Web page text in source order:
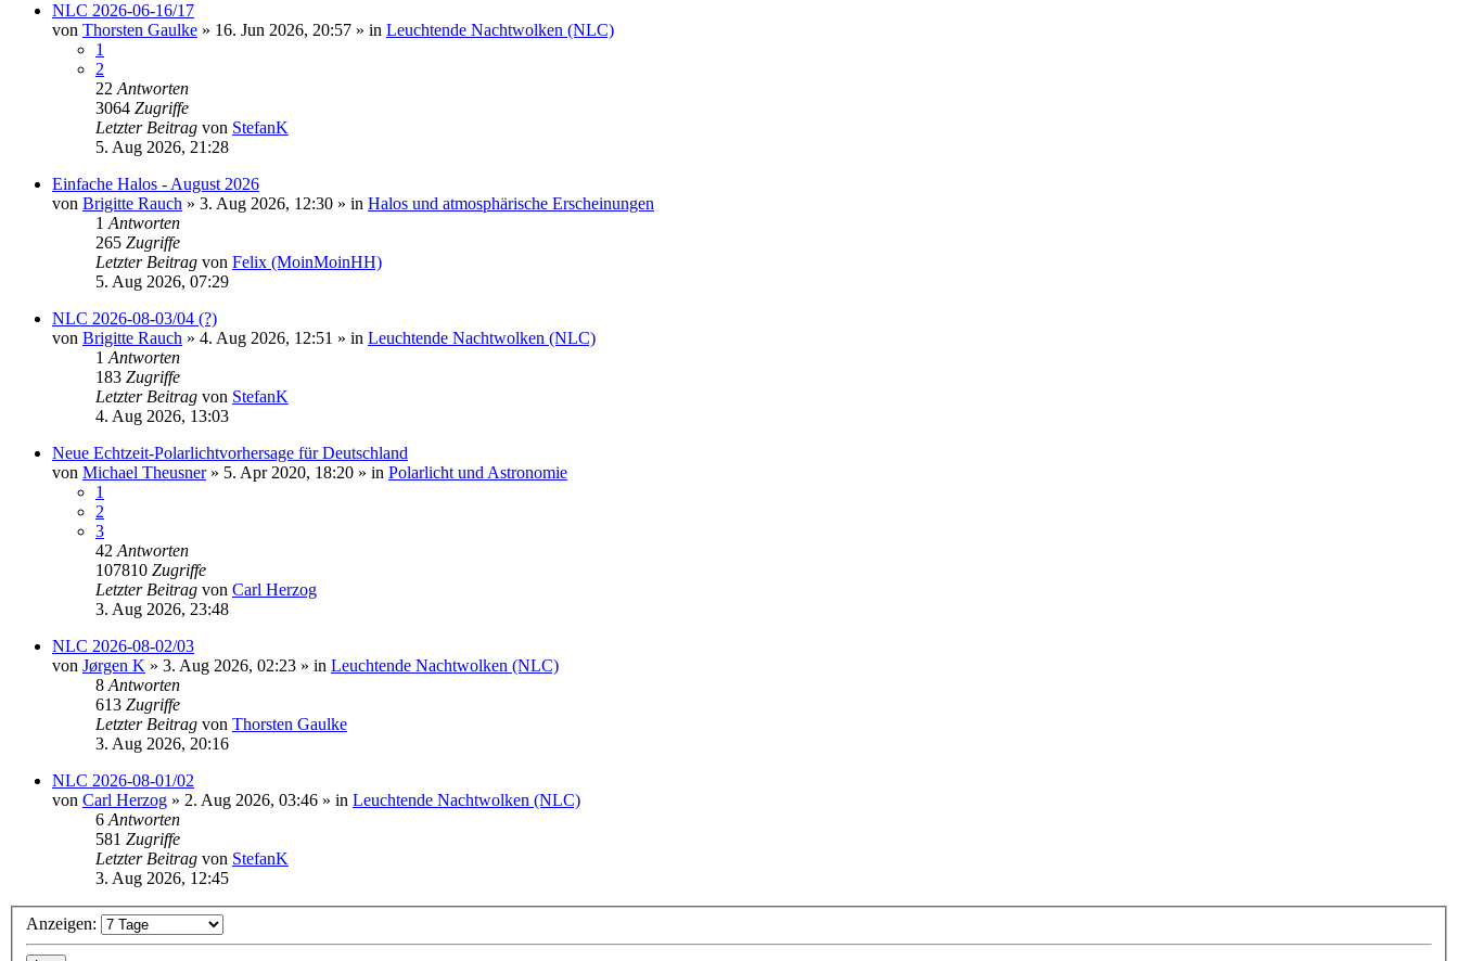
NLC 2026-06-16/17
von Thorsten Gaulke » 16. Jun 2026, 20:57 » in Leuchtende Nachtwolken (NLC)
1
2
22 Antworten
3064 Zugriffe
Letzter Beitrag von StefanK
5. Aug 2026, 21:28
Einfache Halos - August 2026
von Brigitte Rauch » 3. Aug 2026, 12:30 » in Halos und atmosphärische Erscheinungen
1 Antworten
265 Zugriffe
Letzter Beitrag von Felix (MoinMoinHH)
5. Aug 2026, 07:29
NLC 2026-08-03/04 (?)
von Brigitte Rauch » 4. Aug 2026, 12:51 » in Leuchtende Nachtwolken (NLC)
1 Antworten
183 Zugriffe
Letzter Beitrag von StefanK
4. Aug 2026, 13:03
Neue Echtzeit-Polarlichtvorhersage für Deutschland
von Michael Theusner» 5. Apr 2020, 18:20 » in Polarlicht und Astronomie
1
2
3
42 Antworten
107810 Zugriffe
Letzter Beitrag von Carl Herzog
3. Aug 2026, 23:48
NLC 2026-08-02/03
von Jørgen K » 3. Aug 2026, 02:23 » in Leuchtende Nachtwolken (NLC)
8 Antworten
613 Zugriffe
Letzter Beitrag von Thorsten Gaulke
3. Aug 2026, 20:16
NLC 2026-08-01/02
von Carl Herzog » 2. Aug 2026, 03:46 » in Leuchtende Nachtwolken (NLC)
6 Antworten
581 Zugriffe
Letzter Beitrag von StefanK
3. Aug 2026, 12:45
Anzeigen: